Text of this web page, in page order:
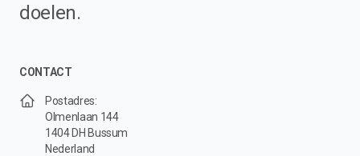
doelen.
CONTACT
Postadres:
Olmenlaan 144
1404 DH Bussum
Nederland